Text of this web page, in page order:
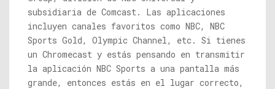
subsidiaria de Comcast. Las aplicaciones
incluyen canales favoritos como NBC, NBC
Sports Gold, Olympic Channel, etc. Si tienes
un Chromecast y estás pensando en transmitir
la aplicación NBC Sports a una pantalla más
grande, entonces estás en el lugar correcto,